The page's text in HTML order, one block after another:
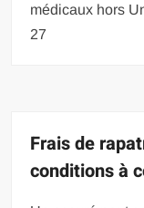
médicaux hors
27
Frais de
conditions à